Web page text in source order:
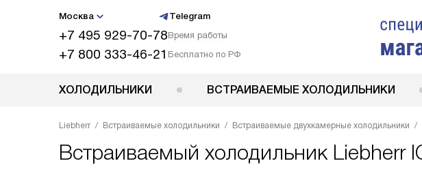
Москва Telegram
+7 495 929-70-78Время работы
+7 800 333-46-21 Бесплатно по РФ
ХОЛОДИЛЬНИКИ ВСТРАИВАЕМЫЕ ХОЛОДИЛЬНИКИ
Liebherr Встраиваемые холодильники Встраиваемые двухкамерные холодильники
Встраиваемый холодильник Liebherr